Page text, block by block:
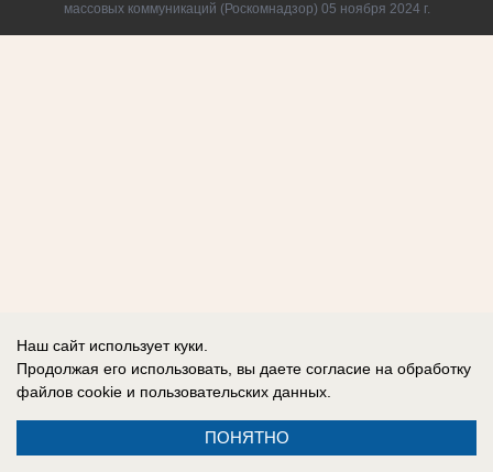
массовых коммуникаций (Роскомнадзор) 05 ноября 2024 г.
Наш сайт использует куки.
Продолжая его использовать, вы даете согласие на обработку
файлов cookie и пользовательских данных.
ПОНЯТНО